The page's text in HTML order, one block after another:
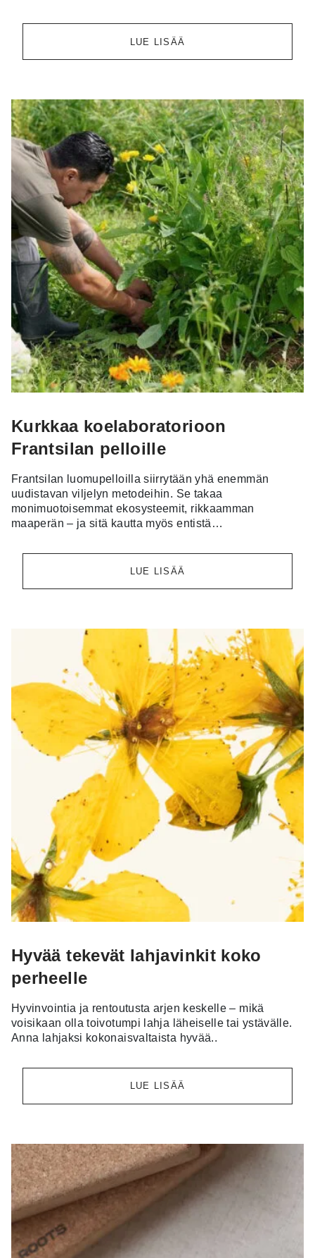
LUE LISÄÄ
Kurkkaa koelaboratorioon
Frantsilan pelloille
Frantsilan luomupelloilla siirrytään yhä enemmän
uudistavan viljelyn metodeihin. Se takaa
monimuotoisemmat ekosysteemit, rikkaamman
maaperän – ja sitä kautta myös entistä…
LUE LISÄÄ
Hyvää tekevät lahjavinkit koko
perheelle
Hyvinvointia ja rentoutusta arjen keskelle – mikä
voisikaan olla toivotumpi lahja läheiselle tai ystävälle.
Anna lahjaksi kokonaisvaltaista hyvää..
LUE LISÄÄ